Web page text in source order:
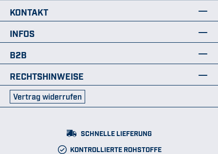
KONTAKT
INFOS
B2B
RECHTSHINWEISE
Vertrag widerrufen
SCHNELLE LIEFERUNG
KONTROLLIERTE ROHSTOFFE